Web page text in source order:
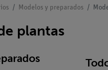
Modelos y preparados
plantas